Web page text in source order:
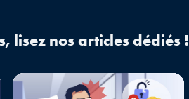
lisez nos articles dédiés !